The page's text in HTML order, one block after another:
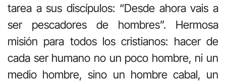
tarea a sus discípulos: “Desde ahora vais a
ser pescadores de hombres”. Hermosa
misión para todos los cristianos: hacer de
cada ser humano no un poco hombre, ni un
medio hombre, sino un hombre cabal, un